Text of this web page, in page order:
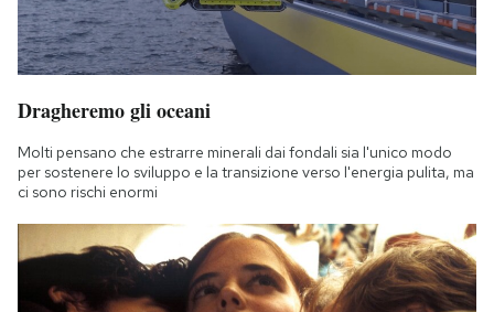
Dragheremo gli oceani
Molti pensano che estrarre minerali dai fondali sia l'unico modo
per sostenere lo sviluppo e la transizione verso l'energia pulita, ma
ci sono rischi enormi